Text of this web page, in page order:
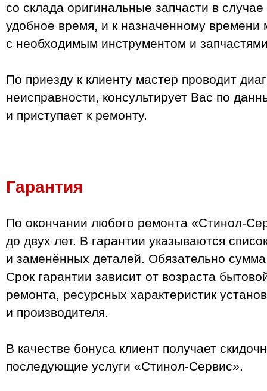
со склада оригинальные запчасти в
удобное время, и к назначенному времени
с необходимым инструментом и
По приезду к клиенту мастер проводит
неисправности, консультирует Вас по
и приступает к ремонту.
Гарантия
По окончании любого ремонта «Стинол-
до двух лет. В гарантии указываются
и заменённых деталей. Обязательно
Срок гарантии зависит от возраста
ремонта, ресурсных характеристик
и производителя.
В качестве бонуса клиент получает
последующие услуги «Стинол-Сервис».